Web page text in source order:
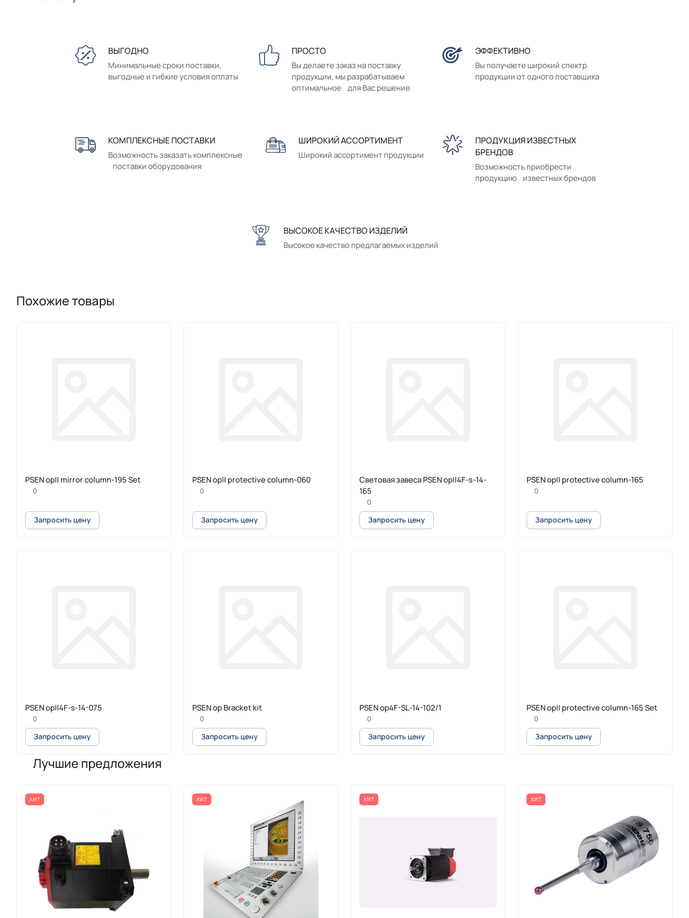
ВЫГОДНО
Минимальные сроки поставки,
выгодные и гибкие условия оплаты
ПРОСТО
Вы делаете заказ на поставку
продукции, мы разрабатываем
оптимальное для Вас решение
ЭФФЕКТИВНО
Вы получаете широкий спектр
продукции от одного поставщика
КОМПЛЕКСНЫЕ ПОСТАВКИ
Возможность заказать комплексные
поставки оборудования
ШИРОКИЙ АССОРТИМЕНТ
Широкий ассортимент продукции
ПРОДУКЦИЯ ИЗВЕСТНЫХ
БРЕНДОВ
Возможность приобрести
продукцию известных брендов
ВЫСОКОЕ КАЧЕСТВО ИЗДЕЛИЙ
Высокое качество предлагаемых изделий
Похожие товары
PSEN opII mirror column-195 Set
0
Запросить цену
PSEN opII protective column-060
0
Запросить цену
Световая завеса PSEN opII4F-s-14-
165
0
Запросить цену
PSEN opII protective column-165
0
Запросить цену
PSEN opII4F-s-14-075
0
Запросить цену
PSEN op Bracket kit
0
Запросить цену
PSEN op4F-SL-14-102/1
0
Запросить цену
PSEN opII protective column-165 Set
0
Запросить цену
Лучшие предложения
ХИТ ХИТ ХИТ ХИТ